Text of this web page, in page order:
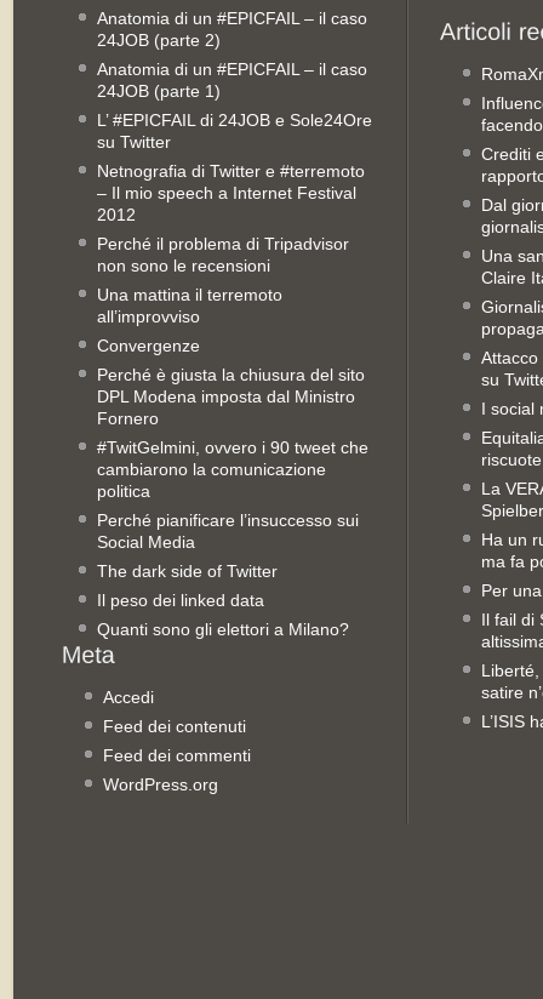
Anatomia di un #EPICFAIL – il caso
24JOB (parte 2)
Anatomia di un #EPICFAIL – il caso
24JOB (parte 1)
L’ #EPICFAIL di 24JOB e Sole24Ore
su Twitter
Netnografia di Twitter e #terremoto
– Il mio speech a Internet Festival
2012
Perché il problema di Tripadvisor
non sono le recensioni
Una mattina il terremoto
all’improvviso
Convergenze
Perché è giusta la chiusura del sito
DPL Modena imposta dal Ministro
Fornero
#TwitGelmini, ovvero i 90 tweet che
cambiarono la comunicazione
politica
Perché pianificare l’insuccesso sui
Social Media
The dark side of Twitter
Il peso dei linked data
Quanti sono gli elettori a Milano?
Accedi
Feed dei contenuti
Feed dei commenti
WordPress.org
Crediti
Dal
Una
Claire
Attacco
su
I social
La
Ha un
ma fa
Per
Il fail di
satire
L’ISIS